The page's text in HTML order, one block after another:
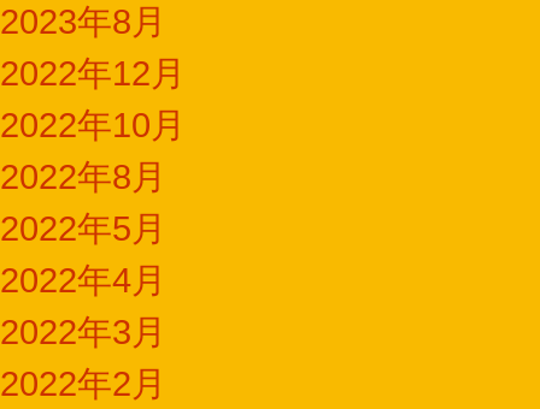
2023年8月
2022年12月
2022年10月
2022年8月
2022年5月
2022年4月
2022年3月
2022年2月